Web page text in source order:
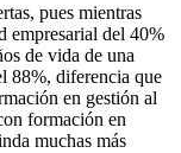
pues mientras
empresarial del 40%
de vida de una
88%, diferencia que
en gestión al
formación en
muchas más